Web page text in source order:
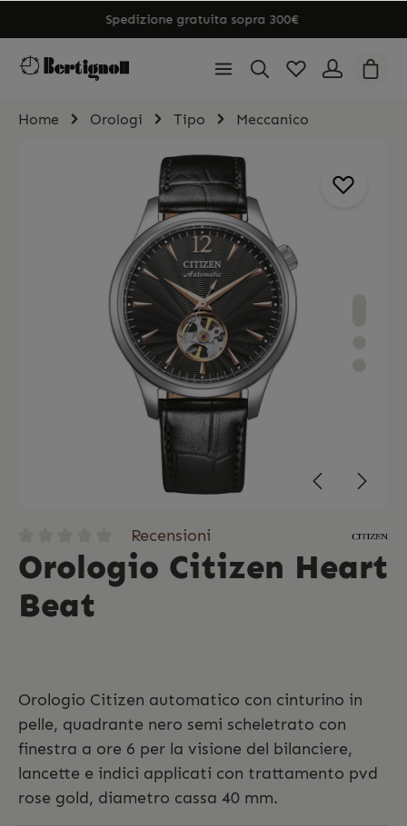
Spedizione gratuita sopra 300€
Home Orologi Tipo Meccanico
Recensioni
Orologio Citizen Heart
Beat
Orologio Citizen automatico con cinturino in
pelle, quadrante nero semi scheletrato con
finestra a ore 6 per la visione del bilanciere,
lancette e indici applicati con trattamento pvd
rose gold, diametro cassa 40 mm.